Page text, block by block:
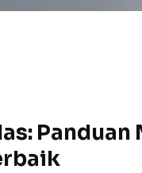
Panduan